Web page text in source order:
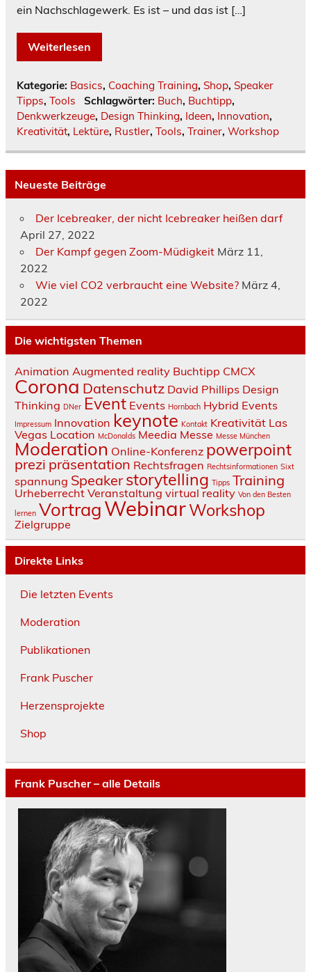
ein Nachschlagewerk. Es ist – und das ist […]
Weiterlesen
Kategorie: Basics, Coaching Training, Shop, Speaker
Tipps, Tools Schlagwörter: Buch, Buchtipp,
Denkwerkzeuge, Design Thinking, Ideen, Innovation,
Kreativität, Lektüre, Rustler, Tools, Trainer, Workshop
Neueste Beiträge
Der Icebreaker, der nicht Icebreaker heißen darf
April 27, 2022
Der Kampf gegen Zoom-Müdigkeit März 11,
2022
Wie viel CO2 verbraucht eine Website? März 4,
2022
Die wichtigsten Themen
Animation Augmented reality Buchtipp CMCX
Corona Datenschutz David Phillips Design
Thinking DNer Event Events Hornbach Hybrid Events
Impressum Innovation keynote Kontakt Kreativität Las
Vegas Location McDonalds Meedia Messe Messe München
Moderation Online-Konferenz powerpoint
prezi präsentation Rechtsfragen Rechtsinformationen Sixt
spannung Speaker storytelling Tipps Training
Urheberrecht Veranstaltung virtual reality Von den Besten
lernen VortragWebinarWorkshop
Zielgruppe
Direkte Links
Die letzten Events
Moderation
Publikationen
Frank Puscher
Herzensprojekte
Shop
Frank Puscher – alle Details